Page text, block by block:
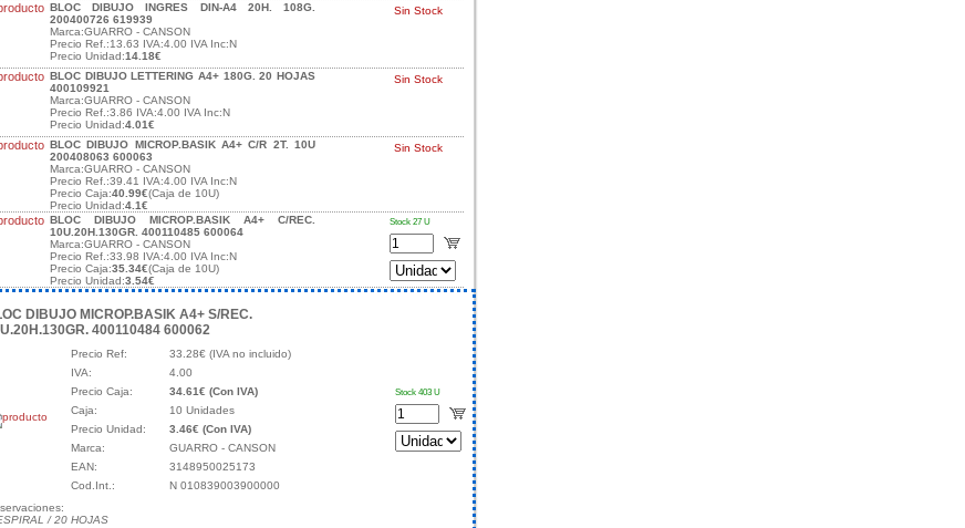
BLOC DIBUJO INGRES DIN-A4 20H. 108G.
200400726 619939
Marca:GUARRO - CANSON
Precio Ref.:13.63 IVA:4.00 IVA Inc:N
Precio Unidad:14.18€
Sin Stock
BLOC DIBUJO LETTERING A4+ 180G. 20 HOJAS
400109921
Marca:GUARRO - CANSON
Precio Ref.:3.86 IVA:4.00 IVA Inc:N
Precio Unidad:4.01€
Sin Stock
BLOC DIBUJO MICROP.BASIK A4+ C/R 2T. 10U
200408063 600063
Marca:GUARRO - CANSON
Precio Ref.:39.41 IVA:4.00 IVA Inc:N
Precio Caja:40.99€(Caja de 10U)
Precio Unidad:4.1€
Sin Stock
BLOC DIBUJO MICROP.BASIK A4+ C/REC.
10U.20H.130GR. 400110485 600064
Marca:GUARRO - CANSON
Precio Ref.:33.98 IVA:4.00 IVA Inc:N
Precio Caja:35.34€(Caja de 10U)
Precio Unidad:3.54€
Stock 27 U
DIBUJO MICROP.BASIK A4+ S/REC.
400110484 600062
Precio Ref:
33.28€ (IVA no incluido)
IVA:
4.00
Precio Caja:
34.61€ (Con IVA)
Caja:
10 Unidades
Precio Unidad:
3.46€ (Con IVA)
Marca:
GUARRO - CANSON
EAN:
3148950025173
Cod.Int.:
N 010839003900000
Stock 403 U
/ 20 HOJAS